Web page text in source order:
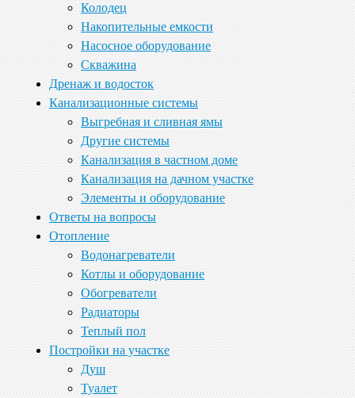
Колодец
Накопительные емкости
Насосное оборудование
Скважина
Дренаж и водосток
Канализационные системы
Выгребная и сливная ямы
Другие системы
Канализация в частном доме
Канализация на дачном участке
Элементы и оборудование
Ответы на вопросы
Отопление
Водонагреватели
Котлы и оборудование
Обогреватели
Радиаторы
Теплый пол
Постройки на участке
Душ
Туалет